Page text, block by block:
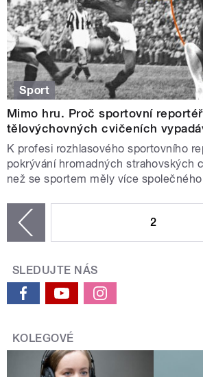
Sport
Mimo hru. Proč sportovní
tělovýchovných cvičeních
K profesi rozhlasového sportovního
pokrývání hromadných strahovských
než se sportem měly více
2
SLEDUJTE NÁS
KOLEGOVÉ